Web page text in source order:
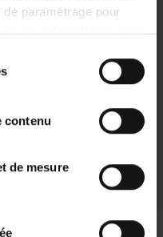
paramétrage pour
ou utiliser les boutons
une durée de 6 mois.
moment en cliquant
en bas de chaque
contenu
de mesure